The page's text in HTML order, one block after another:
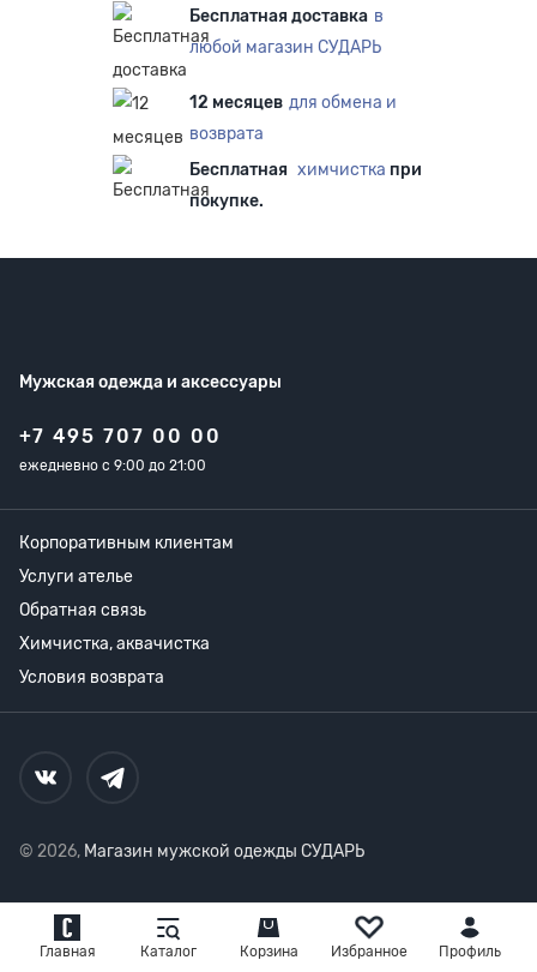
Главная Каталог Корзина Избранное Профиль
Бесплатная доставка в
любой магазин СУДАРЬ
12 месяцев для обмена и
возврата
Бесплатная химчистка при
покупке.
Мужская одежда и аксессуары
+7 495 707 00 00
ежедневно с 9:00 до 21:00
Корпоративным клиентам
Услуги ателье
Обратная связь
Химчистка, аквачистка
Условия возврата
© 2026, Магазин мужской одежды СУДАРЬ